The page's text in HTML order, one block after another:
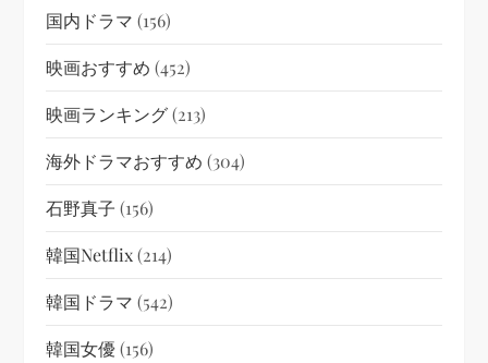
国内ドラマ (156)
映画おすすめ (452)
映画ランキング(213)
海外ドラマおすすめ (304)
石野真子 (156)
韓国netflix(214)
韓国ドラマ (542)
韓国女優(156)